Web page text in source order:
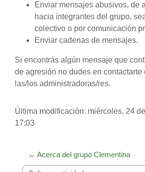
Enviar mensajes abusivos, de
hacia integrantes del grupo,
colectivo o por comunicación
Enviar cadenas de mensajes.
Si encontrás algún mensaje que
de agresión no dudes en contactarte
las/los administradoras/res.
Última modificación: miércoles, 24
17:03
← Acerca del grupo Clementina